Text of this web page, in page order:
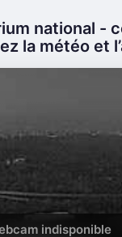
national -
la météo et
indisponible